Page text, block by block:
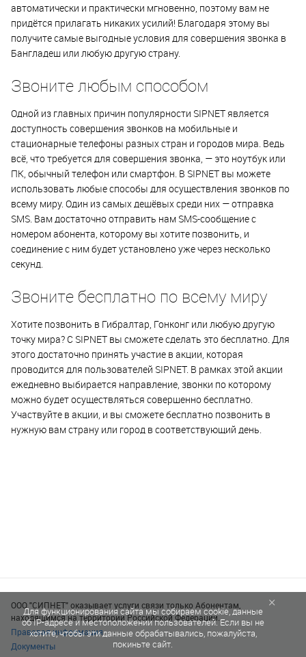
автоматически и практически мгновенно, поэтому вам не
придётся прилагать никаких усилий! Благодаря этому вы
получите самые выгодные условия для совершения звонка в
Бангладеш или любую другую страну.
Звоните любым способом
Одной из главных причин популярности SIPNET является
доступность совершения звонков на мобильные и
стационарные телефоны разных стран и городов мира. Ведь
всё, что требуется для совершения звонка, — это ноутбук или
ПК, обычный телефон или смартфон. В SIPNET вы можете
использовать любые способы для осуществления звонков по
всему миру. Один из самых дешёвых среди них — отправка
SMS. Вам достаточно отправить нам SMS-сообщение с
номером абонента, которому вы хотите позвонить, и
соединение с ним будет установлено уже через несколько
секунд.
Звоните бесплатно по всему миру
Хотите позвонить в Гибралтар, Гонконг или любую другую
точку мира? С SIPNET вы сможете сделать это бесплатно. Для
этого достаточно принять участие в акции, которая
проводится для пользователей SIPNET. В рамках этой акции
ежедневно выбирается направление, звонки по которому
можно будет осуществляться совершенно бесплатно.
Участвуйте в акции, и вы сможете бесплатно позвонить в
нужную вам страну или город в соответствующий день.
ООО "СИПНЕТ" оказывает услуги связи только Абонентам,
находящимся на территории Российской Федерации.
Правовая информация
Документы
Для функционирования сайта мы собираем cookie, данные
об IP-адресе и местоположении пользователей. Если вы не
хотите, чтобы эти данные обрабатывались, пожалуйста,
покиньте сайт.
×